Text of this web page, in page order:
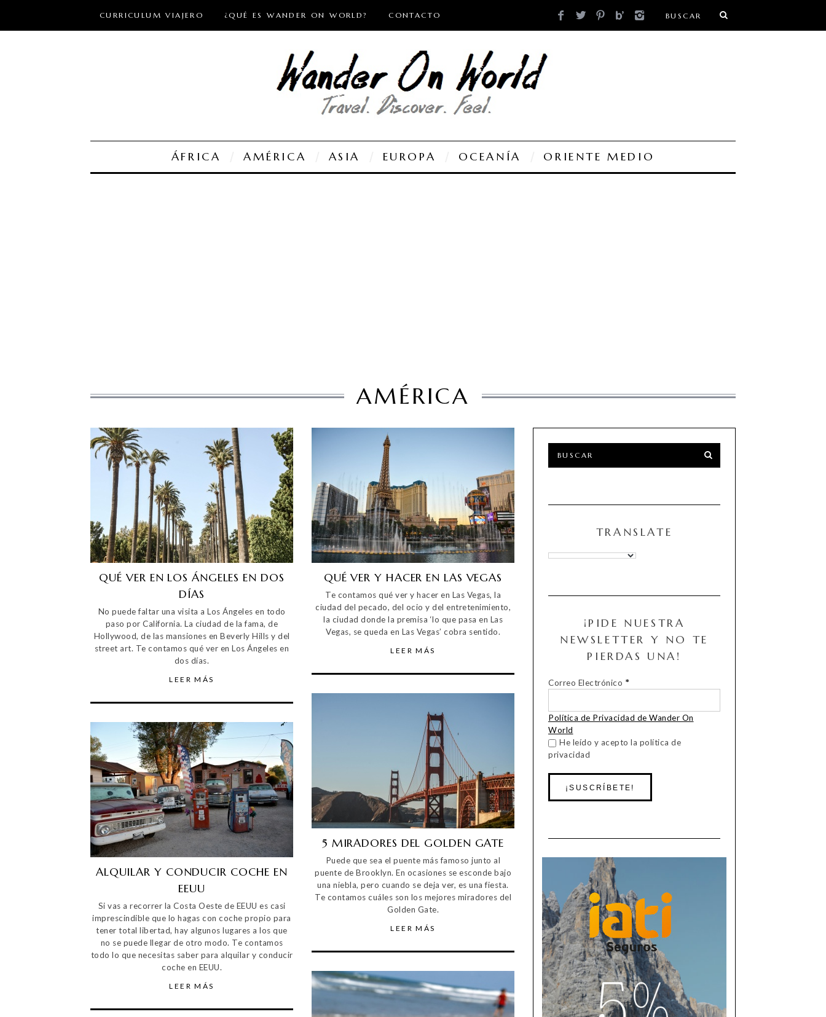
CURRICULUM VIAJERO ¿QUÉ ES WANDER ON WORLD? CONTACTO
ÁFRICA AMÉRICA ASIA EUROPA OCEANÍA ORIENTE MEDIO
AMÉRICA
QUÉ VER EN LOS ÁNGELES EN DOS
DÍAS
No puede faltar una visita a Los Ángeles en todo
paso por California. La ciudad de la fama, de
Hollywood, de las mansiones en Beverly Hills y del
street art. Te contamos qué ver en Los Ángeles en
dos días.
LEER MÁS
QUÉ VER Y HACER EN LAS VEGAS
Te contamos qué ver y hacer en Las Vegas, la
ciudad del pecado, del ocio y del entretenimiento,
la ciudad donde la premisa ‘lo que pasa en Las
Vegas, se queda en Las Vegas’ cobra sentido.
LEER MÁS
5 MIRADORES DEL GOLDEN GATE
Puede que sea el puente más famoso junto al
puente de Brooklyn. En ocasiones se esconde bajo
una niebla, pero cuando se deja ver, es una fiesta.
Te contamos cuáles son los mejores miradores del
Golden Gate.
LEER MÁS
ALQUILAR Y CONDUCIR COCHE EN
EEUU
Si vas a recorrer la Costa Oeste de EEUU es casi
imprescindible que lo hagas con coche propio para
tener total libertad, hay algunos lugares a los que
no se puede llegar de otro modo. Te contamos
todo lo que necesitas saber para alquilar y conducir
coche en EEUU.
LEER MÁS
TRANSLATE
¡PIDE NUESTRA
NEWSLETTER Y NO TE
PIERDAS UNA!
Correo Electrónico *
Política de Privacidad de Wander On
World
He leído y acepto la política de
privacidad